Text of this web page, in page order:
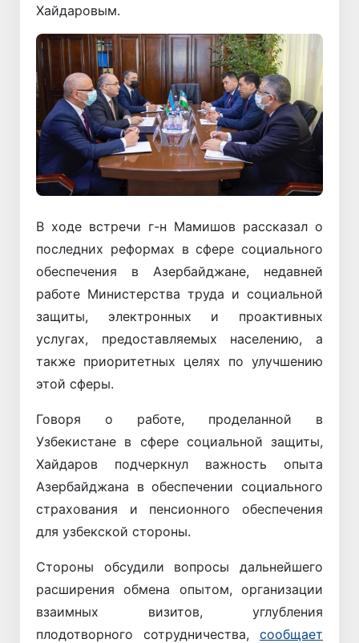
Хайдаровым.
В ходе встречи г-н Мамишов рассказал о
последних реформах в сфере социального
обеспечения в Азербайджане, недавней
работе Министерства труда и социальной
защиты, электронных и проактивных
услугах, предоставляемых населению, а
также приоритетных целях по улучшению
этой сферы.
Говоря о работе, проделанной в
Узбекистане в сфере социальной защиты,
Хайдаров подчеркнул важность опыта
Азербайджана в обеспечении социального
страхования и пенсионного обеспечения
для узбекской стороны.
Стороны обсудили вопросы дальнейшего
расширения обмена опытом, организации
взаимных визитов, углубления
плодотворного сотрудничества, сообщает